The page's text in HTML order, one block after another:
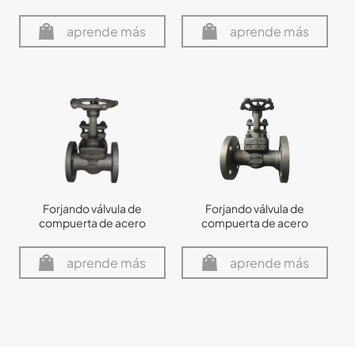
aprende más aprende más
Forjando válvula de
compuerta de acero
aprende más
Forjando válvula de
compuerta de acero
aprende más